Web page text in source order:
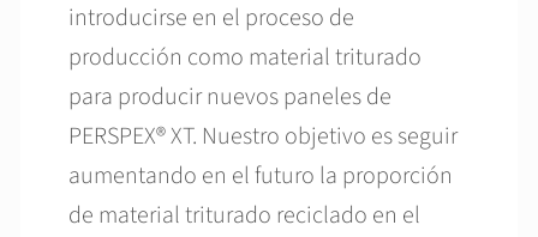
introducirse en el proceso de
producción como material triturado
para producir nuevos paneles de
PERSPEX® XT. Nuestro objetivo es seguir
aumentando en el futuro la proporción
de material triturado reciclado en el